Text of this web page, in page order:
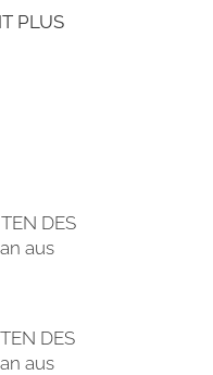
PLUS
DES
aus
DES
aus